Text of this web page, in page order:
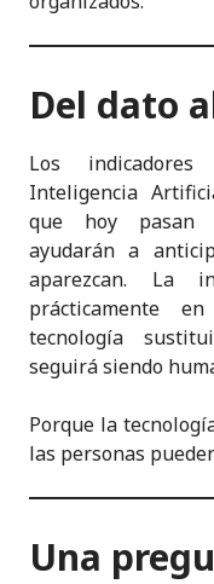
Del dato
Los indicadores
Inteligencia
que hoy pasan
ayudarán a
aparezcan. La
prácticamente
tecnología
seguirá siendo
Porque la
las personas
Una